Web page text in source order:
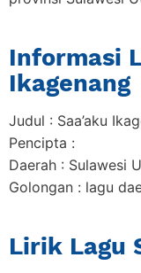
Informasi
Ikagenang
Judul : Saa’aku
Pencipta :
Daerah : Sulawesi
Golongan : lagu
Lirik Lagu